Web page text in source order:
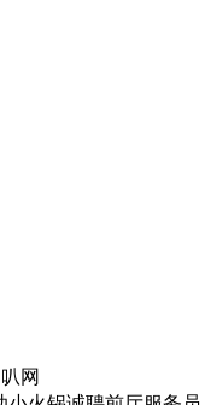
网